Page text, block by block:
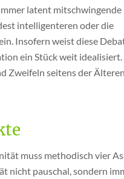
latent mitschwingende
intelligenteren oder die
Insofern weist diese
ein Stück weit
Zweifeln seitens der
muss methodisch vier
nicht pauschal, sondern